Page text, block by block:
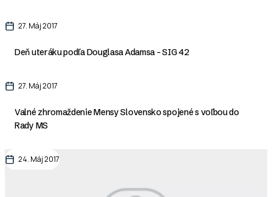
27. Máj 2017
Deň uteráku podľa Douglasa Adamsa - SIG 42
27. Máj 2017
Valné zhromaždenie Mensy Slovensko spojené s voľbou do
Rady MS
24. Máj 2017